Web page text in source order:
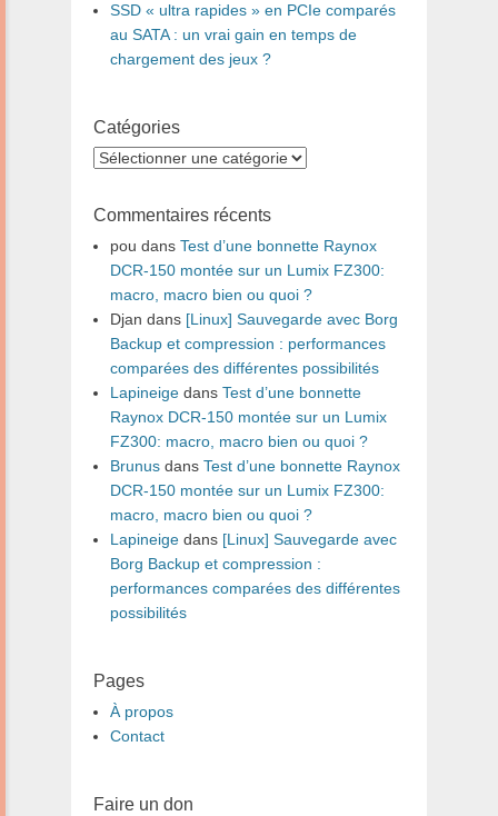
SSD « ultra rapides » en PCIe comparés
au SATA : un vrai gain en temps de
chargement des jeux ?
Catégories
Catégories
Commentaires récents
pou dans Test d’une bonnette Raynox
DCR-150 montée sur un Lumix FZ300:
macro, macro bien ou quoi ?
Djan dans [Linux] Sauvegarde avec Borg
Backup et compression : performances
comparées des différentes possibilités
Lapineige dans Test d’une bonnette
Raynox DCR-150 montée sur un Lumix
FZ300: macro, macro bien ou quoi ?
Brunus dans Test d’une bonnette Raynox
DCR-150 montée sur un Lumix FZ300:
macro, macro bien ou quoi ?
Lapineige dans [Linux] Sauvegarde avec
Borg Backup et compression :
performances comparées des différentes
possibilités
Pages
À propos
Contact
Faire un don